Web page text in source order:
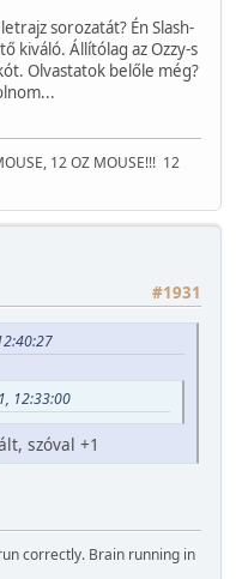
sorozatát? Én Slash-
kiváló. Állítólag az Ozzy-s
Olvastatok belőle még?
12 OZ MOUSE!!! 12
#1931
12:33:00
szóval +1
correctly. Brain running in